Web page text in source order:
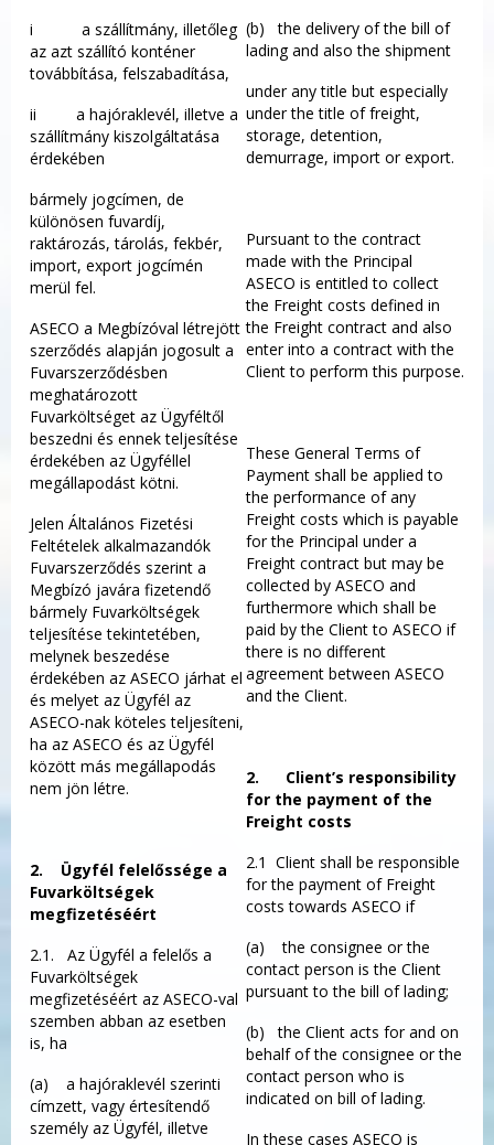
i a szállítmány, illetőleg
az azt szállító konténer
továbbítása, felszabadítása,
ii a hajóraklevél, illetve a
szállítmány kiszolgáltatása
érdekében
bármely jogcímen, de
különösen fuvardíj,
raktározás, tárolás, fekbér,
import, export jogcímén
merül fel.
ASECO a Megbízóval létrejött
szerződés alapján jogosult a
Fuvarszerződésben
meghatározott
Fuvarköltséget az Ügyféltől
beszedni és ennek teljesítése
érdekében az Ügyféllel
megállapodást kötni.
Jelen Általános Fizetési
Feltételek alkalmazandók
Fuvarszerződés szerint a
Megbízó javára fizetendő
bármely Fuvarköltségek
teljesítése tekintetében,
melynek beszedése
érdekében az ASECO járhat el
és melyet az Ügyfél az
ASECO-nak köteles teljesíteni,
ha az ASECO és az Ügyfél
között más megállapodás
nem jön létre.
2. Ügyfél felelőssége a
Fuvarköltségek
megfizetéséért
2.1. Az Ügyfél a felelős a
Fuvarköltségek
megfizetéséért az ASECO-val
szemben abban az esetben
is, ha
(a) a hajóraklevél szerinti
címzett, vagy értesítendő
személy az Ügyfél, illetve
(b) the delivery of the bill of
lading and also the shipment
under any title but especially
under the title of freight,
storage, detention,
demurrage, import or export.
Pursuant to the contract
made with the Principal
ASECO is entitled to collect
the Freight costs defined in
the Freight contract and also
enter into a contract with the
Client to perform this purpose.
These General Terms of
Payment shall be applied to
the performance of any
Freight costs which is payable
for the Principal under a
Freight contract but may be
collected by ASECO and
furthermore which shall be
paid by the Client to ASECO if
there is no different
agreement between ASECO
and the Client.
2. Client’s responsibility
for the payment of the
Freight costs
2.1 Client shall be responsible
for the payment of Freight
costs towards ASECO if
(a) the consignee or the
contact person is the Client
pursuant to the bill of lading;
(b) the Client acts for and on
behalf of the consignee or the
contact person who is
indicated on bill of lading.
In these cases ASECO is